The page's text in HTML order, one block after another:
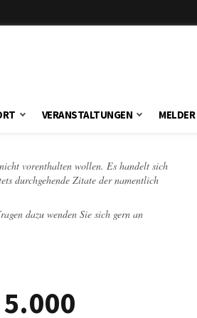
VERANSTALTUNGEN MELDER
vorenthalten wollen. Es handelt sich
durchgehende Zitate der namentlich
dazu wenden Sie sich gern an